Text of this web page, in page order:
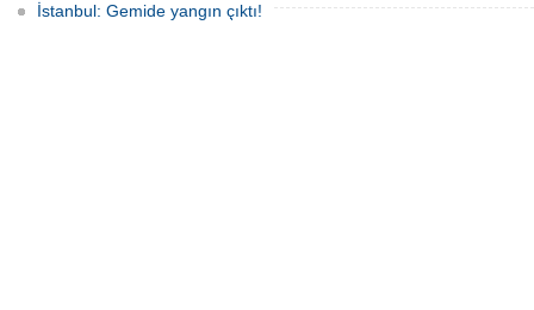
İstanbul: Gemide yangın çıktı!